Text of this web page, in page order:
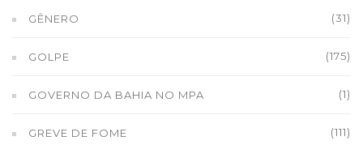
GÊNERO (31)
GOLPE (175)
GOVERNO DA BAHIA NO MPA (1)
GREVE DE FOME (111)